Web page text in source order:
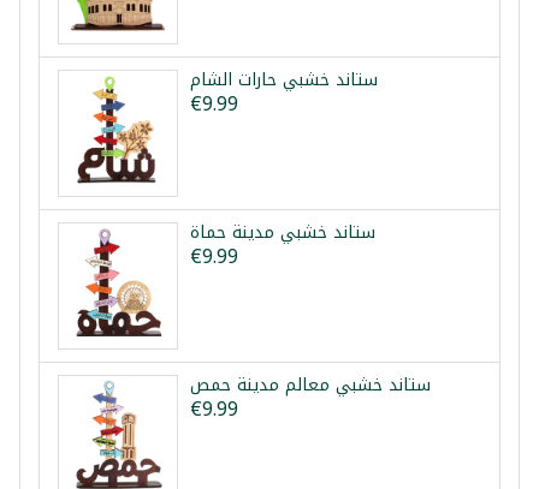
ستاند خشبي حارات الشام
€9.99
ستاند خشبي مدينة حماة
€9.99
ستاند خشبي معالم مدينة حمص
€9.99